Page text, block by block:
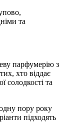
та
парфумерію з
хто віддає
солодкості та
пору року
підходять